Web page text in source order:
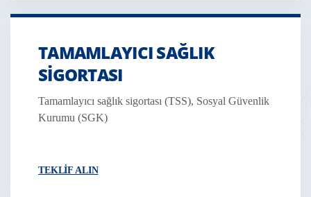
TAMAMLAYICI SAĞLIK
SIGORTASI
Tamamlayıcı sağlık sigortası (TSS), Sosyal Güvenlik
Kurumu (SGK)
TEKLIF ALIN